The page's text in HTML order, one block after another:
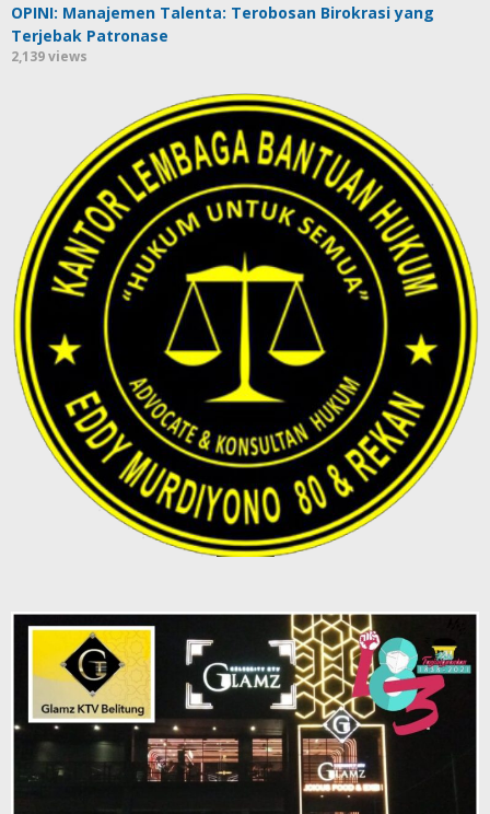
OPINI: Manajemen Talenta: Terobosan Birokrasi yang
Terjebak Patronase
2,139 views